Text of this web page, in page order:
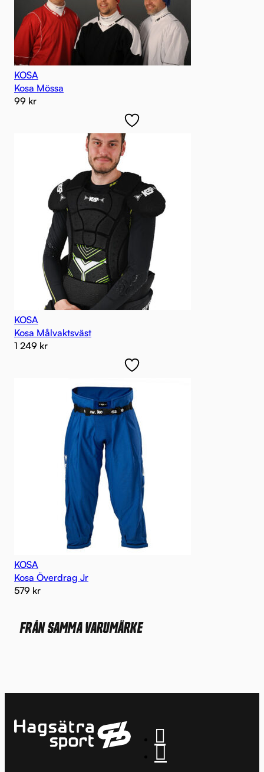
KOSA
Kosa Mössa
99 kr
KOSA
Kosa Målvaktsväst
1 249 kr
KOSA
Kosa Överdrag Jr
579 kr
FRÅN SAMMA VARUMÄRKE